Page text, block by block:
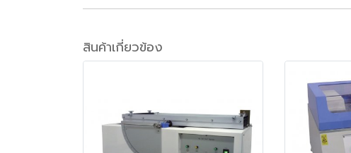
สินค้าเกี่ยวข้อง